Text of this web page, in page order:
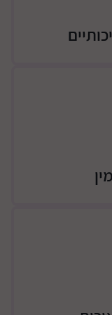
נדנוד
למגע, להבטחת
למוביל - כולל